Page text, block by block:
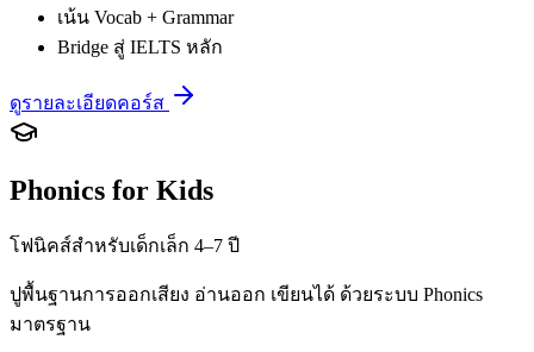
เน้น Vocab + Grammar
Bridge สู่ IELTS หลัก
ดูรายละเอียดคอร์ส
Phonics for Kids
โฟนิคส์สำหรับเด็กเล็ก 4–7 ปี
ปูพื้นฐานการออกเสียง อ่านออก เขียนได้ ด้วยระบบ Phonics
มาตรฐาน